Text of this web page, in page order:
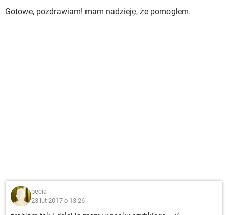
Gotowe, pozdrawiam! mam nadzieję, że pomogłem.
becia
23 lut 2017 o 13:26